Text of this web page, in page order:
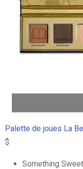
Palette de joues La
$
Something